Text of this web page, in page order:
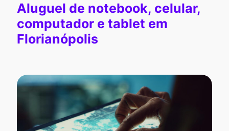
Aluguel de notebook, celular,
computador e tablet em
Florianópolis